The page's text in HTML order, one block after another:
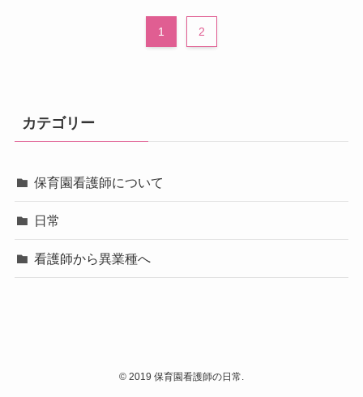
1 2
カテゴリー
保育園看護師について
日常
看護師から異業種へ
© 2019 保育園看護師の日常.